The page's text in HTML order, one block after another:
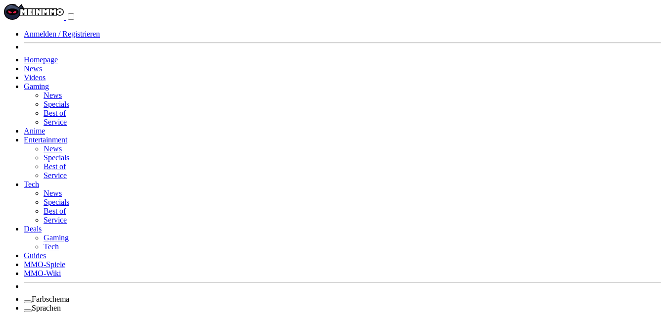
Anmelden / Registrieren
Homepage
News
Videos
Gaming
News
Specials
Best of
Service
Anime
Entertainment
News
Specials
Best of
Service
Tech
News
Specials
Best of
Service
Deals
Gaming
Tech
Guides
MMO-Spiele
MMO-Wiki
Farbschema
Sprachen